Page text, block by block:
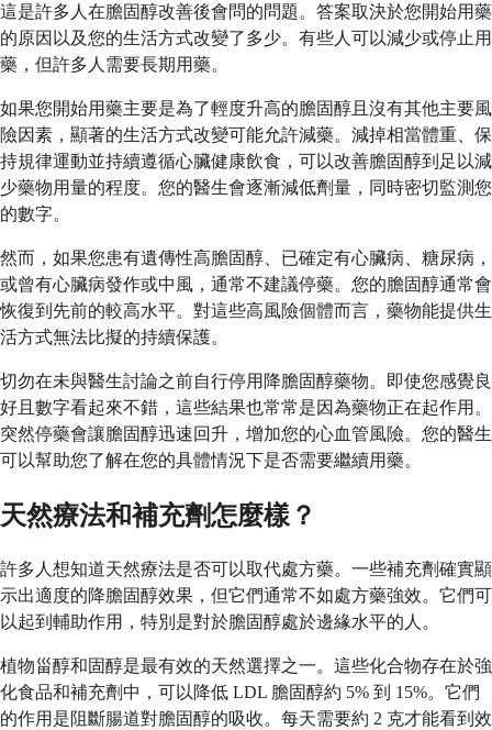
這是許多人在膽固醇改善後會問的問題。答案取決於您開始用藥
的原因以及您的生活方式改變了多少。有些人可以減少或停止用
藥，但許多人需要長期用藥。
如果您開始用藥主要是為了輕度升高的膽固醇且沒有其他主要風
險因素，顯著的生活方式改變可能允許減藥。減掉相當體重、保
持規律運動並持續遵循心臟健康飲食，可以改善膽固醇到足以減
少藥物用量的程度。您的醫生會逐漸減低劑量，同時密切監測您
的數字。
然而，如果您患有遺傳性高膽固醇、已確定有心臟病、糖尿病，
或曾有心臟病發作或中風，通常不建議停藥。您的膽固醇通常會
恢復到先前的較高水平。對這些高風險個體而言，藥物能提供生
活方式無法比擬的持續保護。
切勿在未與醫生討論之前自行停用降膽固醇藥物。即使您感覺良
好且數字看起來不錯，這些結果也常常是因為藥物正在起作用。
突然停藥會讓膽固醇迅速回升，增加您的心血管風險。您的醫生
可以幫助您了解在您的具體情況下是否需要繼續用藥。
天然療法和補充劑怎麼樣？
許多人想知道天然療法是否可以取代處方藥。一些補充劑確實顯
示出適度的降膽固醇效果，但它們通常不如處方藥強效。它們可
以起到輔助作用，特別是對於膽固醇處於邊緣水平的人。
植物甾醇和固醇是最有效的天然選擇之一。這些化合物存在於強
化食品和補充劑中，可以降低 LDL 膽固醇約 5% 到 15%。它們
的作用是阻斷腸道對膽固醇的吸收。每天需要約 2 克才能看到效